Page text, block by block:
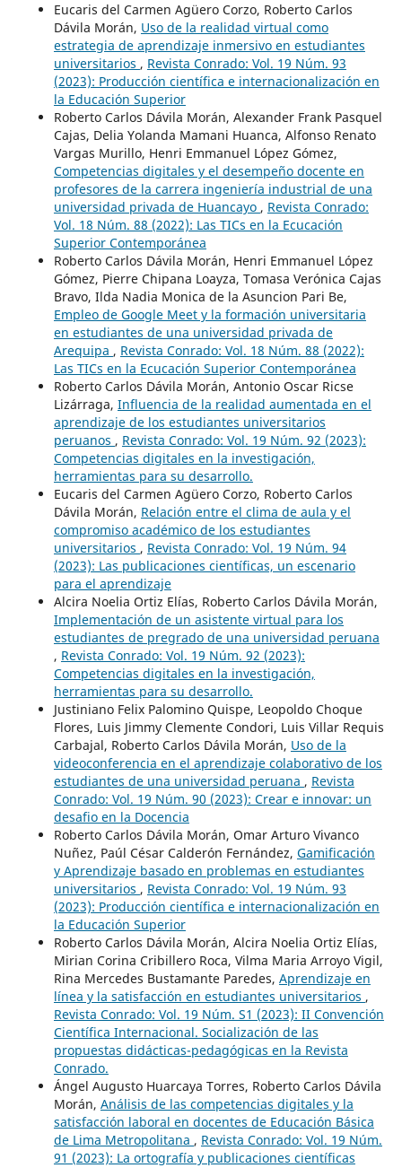
Eucaris del Carmen Agüero Corzo, Roberto Carlos
Dávila Morán, Uso de la realidad virtual como
estrategia de aprendizaje inmersivo en estudiantes
universitarios , Revista Conrado: Vol. 19 Núm. 93
(2023): Producción científica e internacionalización en
la Educación Superior
Roberto Carlos Dávila Morán, Alexander Frank Pasquel
Cajas, Delia Yolanda Mamani Huanca, Alfonso Renato
Vargas Murillo, Henri Emmanuel López Gómez,
Competencias digitales y el desempeño docente en
profesores de la carrera ingeniería industrial de una
universidad privada de Huancayo , Revista Conrado:
Vol. 18 Núm. 88 (2022): Las TICs en la Ecucación
Superior Contemporánea
Roberto Carlos Dávila Morán, Henri Emmanuel López
Gómez, Pierre Chipana Loayza, Tomasa Verónica Cajas
Bravo, Ilda Nadia Monica de la Asuncion Pari Be,
Empleo de Google Meet y la formación universitaria
en estudiantes de una universidad privada de
Arequipa , Revista Conrado: Vol. 18 Núm. 88 (2022):
Las TICs en la Ecucación Superior Contemporánea
Roberto Carlos Dávila Morán, Antonio Oscar Ricse
Lizárraga, Influencia de la realidad aumentada en el
aprendizaje de los estudiantes universitarios
peruanos , Revista Conrado: Vol. 19 Núm. 92 (2023):
Competencias digitales en la investigación,
herramientas para su desarrollo.
Eucaris del Carmen Agüero Corzo, Roberto Carlos
Dávila Morán, Relación entre el clima de aula y el
compromiso académico de los estudiantes
universitarios , Revista Conrado: Vol. 19 Núm. 94
(2023): Las publicaciones científicas, un escenario
para el aprendizaje
Alcira Noelia Ortiz Elías, Roberto Carlos Dávila Morán,
Implementación de un asistente virtual para los
estudiantes de pregrado de una universidad peruana
, Revista Conrado: Vol. 19 Núm. 92 (2023):
Competencias digitales en la investigación,
herramientas para su desarrollo.
Justiniano Felix Palomino Quispe, Leopoldo Choque
Flores, Luis Jimmy Clemente Condori, Luis Villar Requis
Carbajal, Roberto Carlos Dávila Morán, Uso de la
videoconferencia en el aprendizaje colaborativo de los
estudiantes de una universidad peruana , Revista
Conrado: Vol. 19 Núm. 90 (2023): Crear e innovar: un
desafio en la Docencia
Roberto Carlos Dávila Morán, Omar Arturo Vivanco
Nuñez, Paúl César Calderón Fernández, Gamificación
y Aprendizaje basado en problemas en estudiantes
universitarios , Revista Conrado: Vol. 19 Núm. 93
(2023): Producción científica e internacionalización en
la Educación Superior
Roberto Carlos Dávila Morán, Alcira Noelia Ortiz Elías,
Mirian Corina Cribillero Roca, Vilma Maria Arroyo Vigil,
Rina Mercedes Bustamante Paredes, Aprendizaje en
línea y la satisfacción en estudiantes universitarios ,
Revista Conrado: Vol. 19 Núm. S1 (2023): II Convención
Científica Internacional. Socialización de las
propuestas didácticas-pedagógicas en la Revista
Conrado.
Ángel Augusto Huarcaya Torres, Roberto Carlos Dávila
Morán, Análisis de las competencias digitales y la
satisfacción laboral en docentes de Educación Básica
de Lima Metropolitana , Revista Conrado: Vol. 19 Núm.
91 (2023): La ortografía y publicaciones científicas